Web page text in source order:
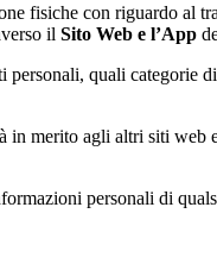
fisiche con riguardo al
il Sito Web e l’App
quali categorie
in merito agli altri siti
personali di